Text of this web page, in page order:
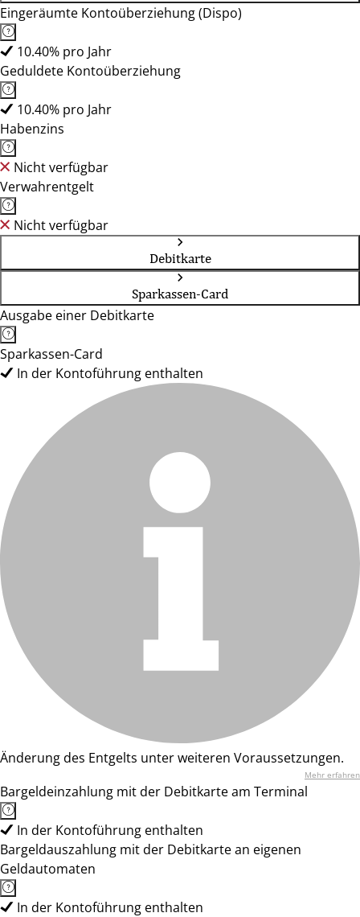
Eingeräumte Kontoüberziehung (Dispo)
10.40% pro Jahr
Geduldete Kontoüberziehung
10.40% pro Jahr
Habenzins
Nicht verfügbar
Verwahrentgelt
Nicht verfügbar
Debitkarte
Sparkassen-Card
Ausgabe einer Debitkarte
Sparkassen-Card
In der Kontoführung enthalten
Änderung des Entgelts unter weiteren Voraussetzungen.
Mehr erfahren
Bargeldeinzahlung mit der Debitkarte am Terminal
In der Kontoführung enthalten
Bargeldauszahlung mit der Debitkarte an eigenen
Geldautomaten
In der Kontoführung enthalten